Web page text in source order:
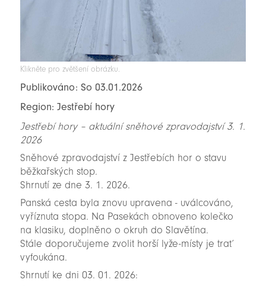
Klikněte pro zvětšení obrázku.
Publikováno: So 03.01.2026
Region: Jestřebí hory
Jestřebí hory – aktuální sněhové zpravodajství 3. 1.
2026
Sněhové zpravodajství z Jestřebích hor o stavu
běžkařských stop.
Shrnutí ze dne 3. 1. 2026.
Panská cesta byla znovu upravena - uválcováno,
vyříznuta stopa. Na Pasekách obnoveno kolečko
na klasiku, doplněno o okruh do Slavětína.
Stále doporučujeme zvolit horší lyže-místy je trať
vyfoukána.
Shrnutí ke dni 03. 01. 2026: